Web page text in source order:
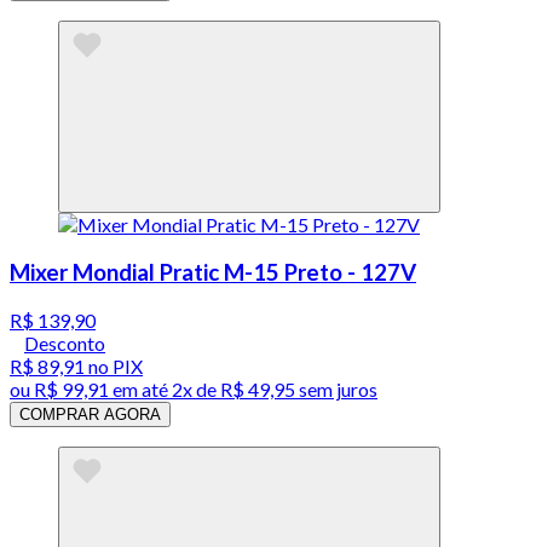
Mixer Mondial Pratic M-15 Preto - 127V
R$ 139,90
Desconto
R$ 89,91 no PIX
ou R$ 99,91 em até 2x de R$ 49,95 sem juros
COMPRAR AGORA